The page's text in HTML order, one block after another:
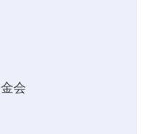
会